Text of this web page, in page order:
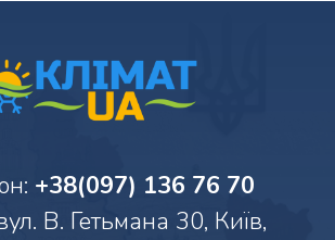
+38(097) 136 76 70
В. Гетьмана 30, Київ,